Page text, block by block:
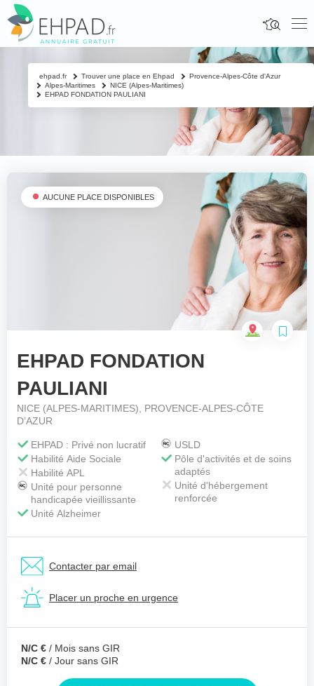
Fermer
Contacter un proche
Nom & prénom du résident à contacter *
Votre téléphone*
dessin, photo ..)
Déposer les
Sélectionnez
AUCUNE PLACE DISPONIBLES
EHPAD FONDATION
PAULIANI
NICE (ALPES-MARITIMES), PROVENCE-ALPES-CÔTE
D’AZUR
EHPAD : Privé non lucratif
Habilité Aide Sociale
Habilité APL
Unité pour personne
handicapée vieillissante
Unité Alzheimer
USLD
Pôle d'activités et de soins
adaptés
Unité d'hébergement
renforcée
Contacter par email
Placer un proche en urgence
N/C € / Mois sans GIR
N/C € / Jour sans GIR
ehpad.fr Trouver une place en Ehpad
Provence-Alpes-Côte d'Azur
Alpes-Maritimes
NICE (Alpes-Maritimes)
EHPAD FONDATION PAULIANI